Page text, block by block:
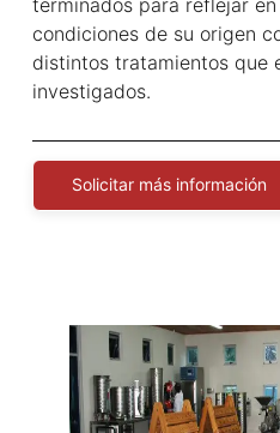
condiciones de su origen
distintos tratamientos que
investigados.
Solicitar más información